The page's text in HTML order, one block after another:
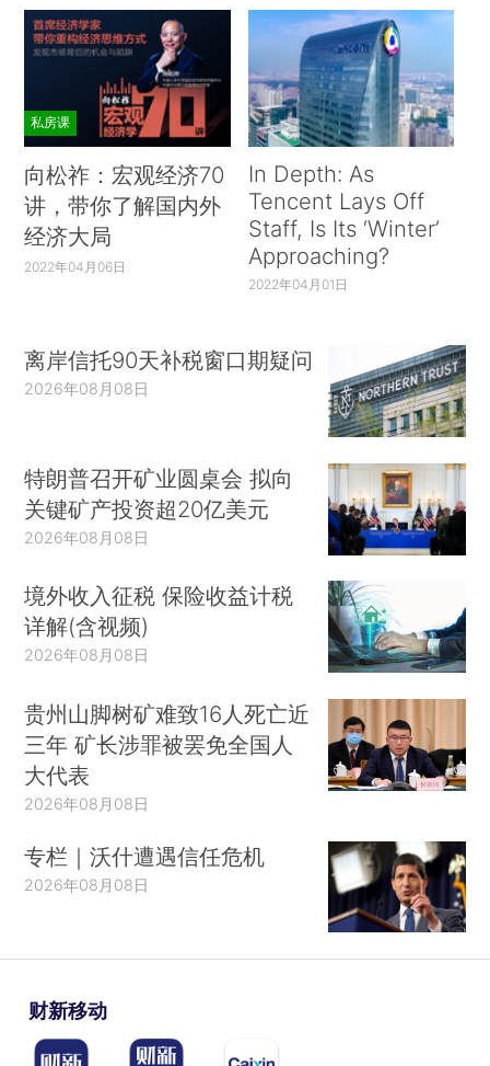
私房课
向松祚：宏观经济70
讲，带你了解国内外
经济大局
2022年04月06日
In Depth: As
Tencent Lays Off
Staff, Is Its ‘Winter’
Approaching?
2022年04月01日
离岸信托90天补税窗口期疑问
2026年08月08日
特朗普召开矿业圆桌会 拟向
关键矿产投资超20亿美元
2026年08月08日
境外收入征税 保险收益计税
详解(含视频)
2026年08月08日
贵州山脚树矿难致16人死亡近
三年 矿长涉罪被罢免全国人
大代表
2026年08月08日
专栏｜沃什遭遇信任危机
2026年08月08日
财新移动